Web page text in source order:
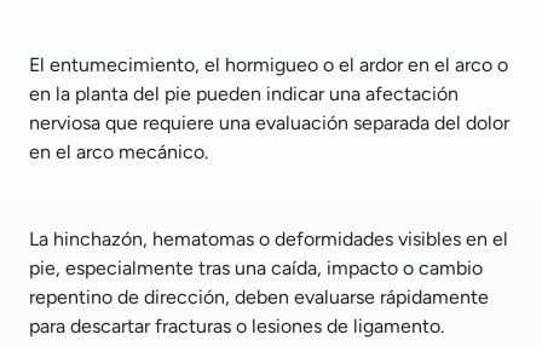
El entumecimiento, el hormigueo o el ardor en el arco o
en la planta del pie pueden indicar una afectación
nerviosa que requiere una evaluación separada del dolor
en el arco mecánico.
La hinchazón, hematomas o deformidades visibles en el
pie, especialmente tras una caída, impacto o cambio
repentino de dirección, deben evaluarse rápidamente
para descartar fracturas o lesiones de ligamento.